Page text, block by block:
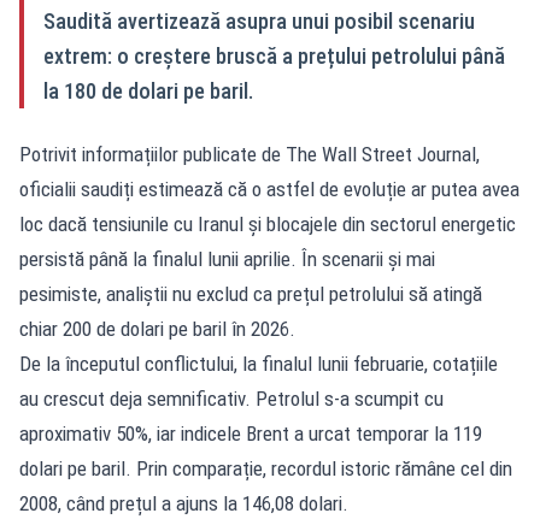
Saudită avertizează asupra unui posibil scenariu
extrem: o creștere bruscă a prețului petrolului până
la 180 de dolari pe baril.
Potrivit informațiilor publicate de The Wall Street Journal,
oficialii saudiți estimează că o astfel de evoluție ar putea avea
loc dacă tensiunile cu Iranul și blocajele din sectorul energetic
persistă până la finalul lunii aprilie. În scenarii și mai
pesimiste, analiștii nu exclud ca prețul petrolului să atingă
chiar 200 de dolari pe baril în 2026.
De la începutul conflictului, la finalul lunii februarie, cotațiile
au crescut deja semnificativ. Petrolul s-a scumpit cu
aproximativ 50%, iar indicele Brent a urcat temporar la 119
dolari pe baril. Prin comparație, recordul istoric rămâne cel din
2008, când prețul a ajuns la 146,08 dolari.